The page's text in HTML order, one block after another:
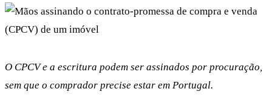
O CPCV e a escritura podem ser assinados por procuração,
sem que o comprador precise estar em Portugal.